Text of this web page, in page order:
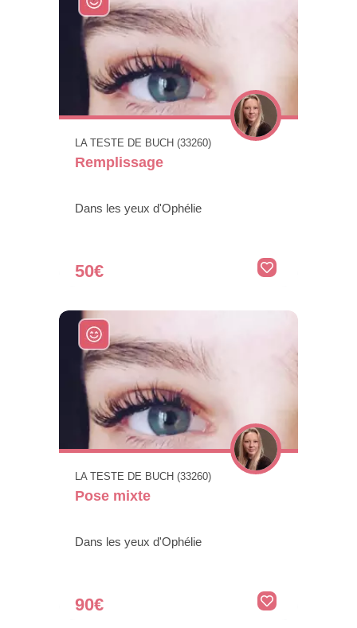
LA TESTE DE BUCH (33260)
Remplissage
Dans les yeux d'Ophélie
50€
LA TESTE DE BUCH (33260)
Pose mixte
Dans les yeux d'Ophélie
90€